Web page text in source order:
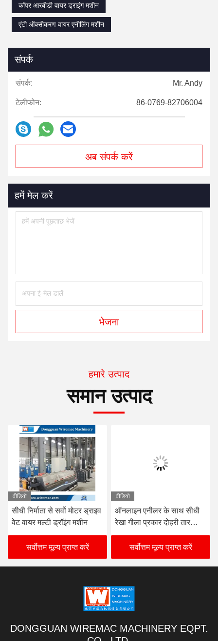
कॉपर आरबीडी वायर ड्राइंग मशीन
एंटी ऑक्सीकरण वायर एनीलिंग मशीन
संपर्क
संपर्क: Mr. Andy
टेलीफोन: 86-0769-82706004
अब संपर्क करें
हमें मेल करें
भेजना
हमारे उत्पाद
समान उत्पाद
वीडियो
ऑनलाइन एनीलर के साथ सीधी
रेखा गीला प्रकार दोहरी तार
ड्राइंग मशीन
सर्वोत्तम मूल्य प्राप्त करें
वीडियो
कॉपर/एल्यूमीनियम के लिए 2
स्पूलर्स के साथ इन-लाइन टाइप
डबल वायर ड्रॉइंग मशीन
सर्वोत्तम मूल्य प्राप्त करें
DONGGUAN WIREMAC MACHINERY EQPT.